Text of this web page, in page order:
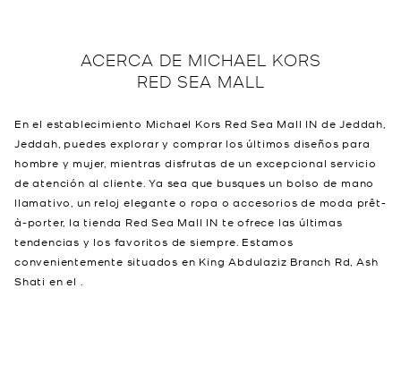
ACERCA DE MICHAEL KORS
RED SEA MALL
En el establecimiento Michael Kors Red Sea Mall IN de Jeddah,
Jeddah, puedes explorar y comprar los últimos diseños para
hombre y mujer, mientras disfrutas de un excepcional servicio
de atención al cliente. Ya sea que busques un bolso de mano
llamativo, un reloj elegante o ropa o accesorios de moda prêt-
à-porter, la tienda Red Sea Mall IN te ofrece las últimas
tendencias y los favoritos de siempre. Estamos
convenientemente situados en King Abdulaziz Branch Rd, Ash
Shati en el .